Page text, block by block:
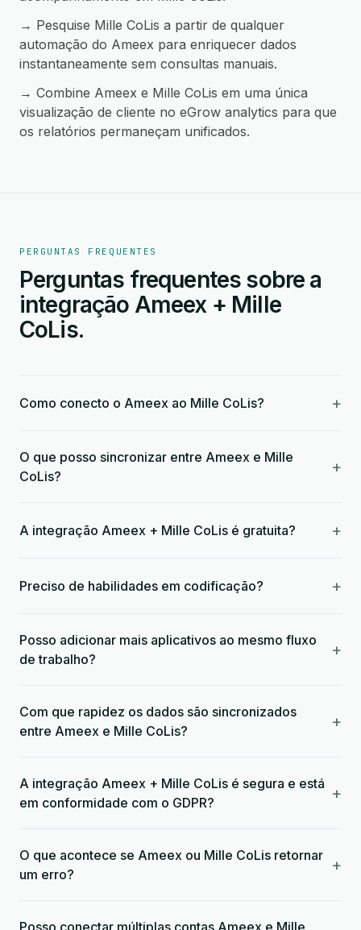
→ Pesquise Mille CoLis a partir de qualquer
automação do Ameex para enriquecer dados
instantaneamente sem consultas manuais.
→ Combine Ameex e Mille CoLis em uma única
visualização de cliente no eGrow analytics para que
os relatórios permaneçam unificados.
PERGUNTAS FREQUENTES
Perguntas frequentes sobre a
integração Ameex + Mille
CoLis.
Como conecto o Ameex ao Mille CoLis? +
O que posso sincronizar entre Ameex e Mille
CoLis?
+
A integração Ameex + Mille CoLis é gratuita? +
Preciso de habilidades em codificação? +
Posso adicionar mais aplicativos ao mesmo fluxo
de trabalho?
+
Com que rapidez os dados são sincronizados
entre Ameex e Mille CoLis?
+
A integração Ameex + Mille CoLis é segura e está
em conformidade com o GDPR?
+
O que acontece se Ameex ou Mille CoLis retornar
um erro?
+
Posso conectar múltiplas contas Ameex e Mille